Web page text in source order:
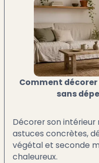
Comment
sans
Décorer son intérieur
astuces concrètes,
végétal et seconde
chaleureux.